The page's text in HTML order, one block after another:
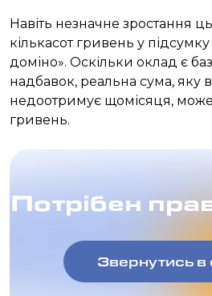
Навіть незначне зростання
кількасот гривень у
доміно». Оскільки оклад є
надбавок, реальна сума, яку
недоотримує щомісяця, може
гривень.
Потрібен
Звернутись в